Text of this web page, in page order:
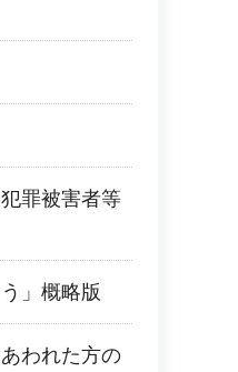
罪被害者等
」概略版
われた方の